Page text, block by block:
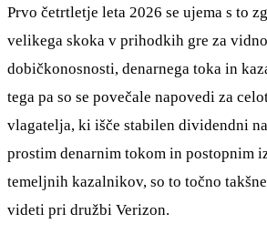
Prvo četrtletje leta 2026 se ujema s to
velikega skoka v prihodkih gre za
dobičkonosnosti, denarnega toka in
tega pa so se povečale napovedi za
vlagatelja, ki išče stabilen dividendni
prostim denarnim tokom in postopnim
temeljnih kazalnikov, so to točno
videti pri družbi Verizon.